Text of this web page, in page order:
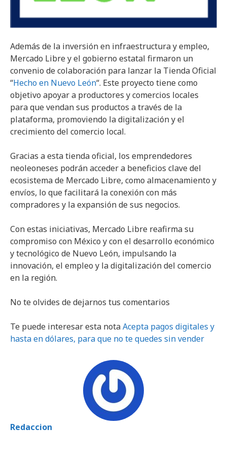
Además de la inversión en infraestructura y empleo,
Mercado Libre y el gobierno estatal firmaron un
convenio de colaboración para lanzar la Tienda Oficial
“Hecho en Nuevo León“. Este proyecto tiene como
objetivo apoyar a productores y comercios locales
para que vendan sus productos a través de la
plataforma, promoviendo la digitalización y el
crecimiento del comercio local.
Gracias a esta tienda oficial, los emprendedores
neoleoneses podrán acceder a beneficios clave del
ecosistema de Mercado Libre, como almacenamiento y
envíos, lo que facilitará la conexión con más
compradores y la expansión de sus negocios.
Con estas iniciativas, Mercado Libre reafirma su
compromiso con México y con el desarrollo económico
y tecnológico de Nuevo León, impulsando la
innovación, el empleo y la digitalización del comercio
en la región.
No te olvides de dejarnos tus comentarios
Te puede interesar esta notaAcepta pagos digitales y
hasta en dólares, para que no te quedes sin vender
Redaccion